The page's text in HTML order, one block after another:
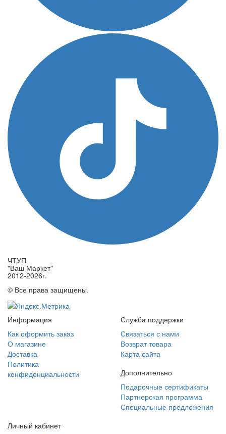
ЧТУП
"Ваш Маркет"
2012-2026г.
© Все права защищены.
Информация
Как оформить заказ
О магазине
Доставка
Политика
конфиденциальности
Служба поддержки
Связаться с нами
Возврат товара
Карта сайта
Дополнительно
Подарочные сертификаты
Партнерская программа
Специальные предложения
Личный кабинет